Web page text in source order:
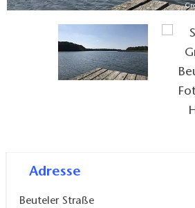
Adresse
Beuteler Straße